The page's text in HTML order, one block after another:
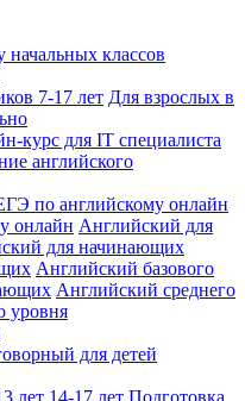
начальных классов
7-17 лет Для взрослых в
курс для IT специалиста
английского
по английскому онлайн
онлайн Английский для
для начинающих
Английский базового
Английский среднего
уровня
для детей
лет 14-17 лет Подготовка